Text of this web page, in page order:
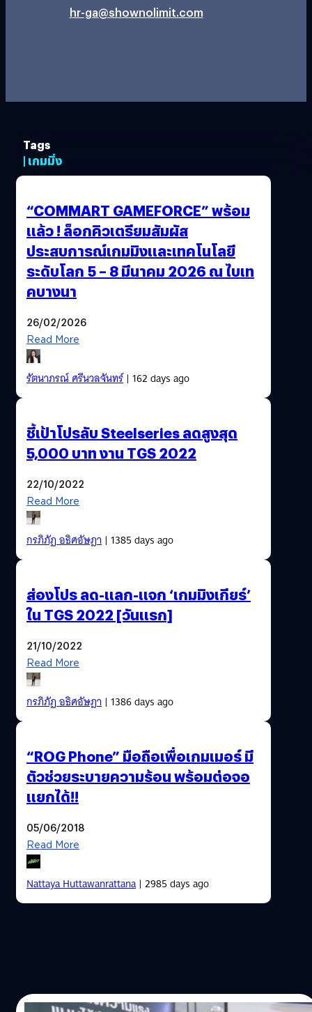
hr-ga@shownolimit.com
Tags
| เกมมิ่ง
“COMMART GAMEFORCE” พร้อม
แล้ว ! ล็อกคิวเตรียมสัมผัส
ประสบการณ์เกมมิงและเทคโนโลยี
ระดับโลก 5 – 8 มีนาคม 2026 ณ ไบเท
คบางนา
26/02/2026
Read More
รัตนาภรณ์ ศรีนวลจันทร์| 162 days ago
ชี้เป้าโปรลับ Steelseries ลดสูงสุด
5,000 บาท งาน TGS 2022
22/10/2022
Read More
กรภิภัฏ อธิศอัษฎา| 1385 days ago
ส่องโปร ลด-แลก-แจก ‘เกมมิงเกียร์’
ใน TGS 2022 [วันแรก]
21/10/2022
Read More
กรภิภัฏ อธิศอัษฎา| 1386 days ago
“ROG Phone” มือถือเพื่อเกมเมอร์ มี
ตัวช่วยระบายความร้อน พร้อมต่อจอ
แยกได้!!
05/06/2018
Read More
Nattaya Huttawanrattana| 2985 days ago
31/05/2018